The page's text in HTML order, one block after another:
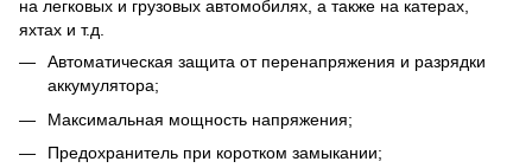
на легковых и грузовых автомобилях, а также на катерах,
яхтах и т.д.
Автоматическая защита от перенапряжения и разрядки
аккумулятора;
Максимальная мощность напряжения;
Предохранитель при коротком замыкании;